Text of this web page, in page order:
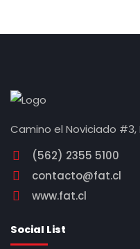
Camino el Noviciado #3,
(562) 2355 5100
contacto@fat.cl
www.fat.cl
Social List